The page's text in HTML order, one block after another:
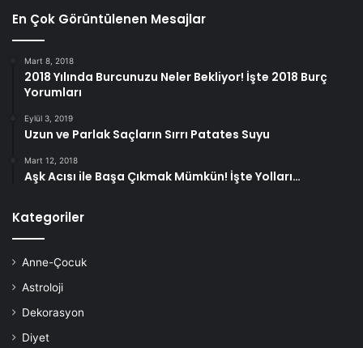
kaşlarınıza daha fazla zarar gelmesini önler ve daha hızlı
büyümelerini sağlar.
Zeytinyağı
İhtiyacınız olan malzeme:
En Çok Görüntülenen Mesajlar
Mart 8, 2018
2018 Yılında Burcunuzu Neler Bekliyor! İşte 2018 Burç
Yorumları
Eylül 3, 2019
Uzun ve Parlak Saçların Sırrı Patates Suyu
Mart 12, 2018
Aşk Acısı ile Başa Çıkmak Mümkün! İşte Yolları…
Kategoriler
Anne-Çocuk
Astroloji
Dekorasyon
Diyet